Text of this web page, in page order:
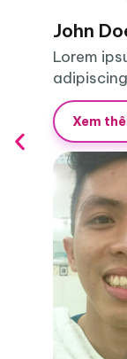
John
Lorem
Xem